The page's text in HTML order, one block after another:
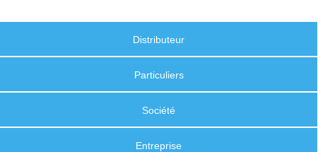
Distributeur
Particuliers
Société
Entreprise